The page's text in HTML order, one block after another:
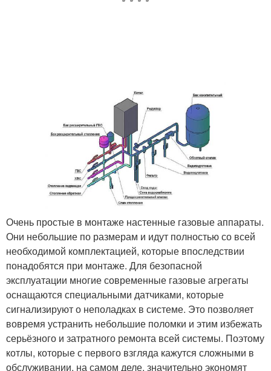
Очень простые в монтаже настенные газовые аппараты.
Они небольшие по размерам и идут полностью со всей
необходимой комплектацией, которые впоследствии
понадобятся при монтаже. Для безопасной
эксплуатации многие современные газовые агрегаты
оснащаются специальными датчиками, которые
сигнализируют о неполадках в системе. Это позволяет
вовремя устранить небольшие поломки и этим избежать
серьёзного и затратного ремонта всей системы. Поэтому
котлы, которые с первого взгляда кажутся сложными в
обслуживании, на самом деле, значительно экономят